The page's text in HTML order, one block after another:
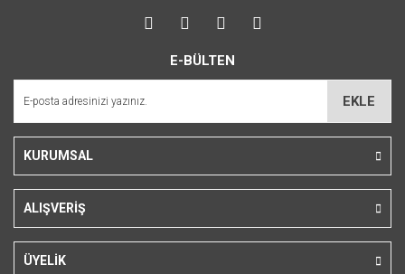
Ürün açıklamasında eksik bilgiler bulunuyor.
Bu ürüne benzer farklı alternatifler olmalı.
E-BÜLTEN
EKLE
KURUMSAL
ALIŞVERİŞ
ÜYELİK